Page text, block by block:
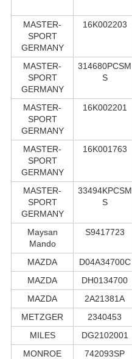
MASTER-
SPORT
GERMANY
16K002203
MASTER-
SPORT
GERMANY
314680PCSM
S
MASTER-
SPORT
GERMANY
16K002201
MASTER-
SPORT
GERMANY
16K001763
MASTER-
SPORT
GERMANY
33494KPCSM
S
Maysan
Mando
S9417723
MAZDA D04A34700C
MAZDA
DH0134700
MAZDA
2A21381A
METZGER
2340453
MILES
DG2102001
MONROE
742093SP